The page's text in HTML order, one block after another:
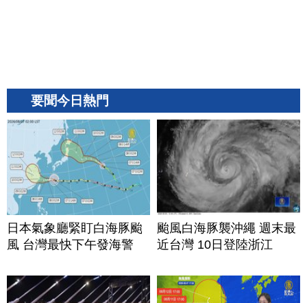
要聞今日熱門
日本氣象廳緊盯白海豚颱
風 台灣最快下午發海警
颱風白海豚襲沖繩 週末最
近台灣 10日登陸浙江